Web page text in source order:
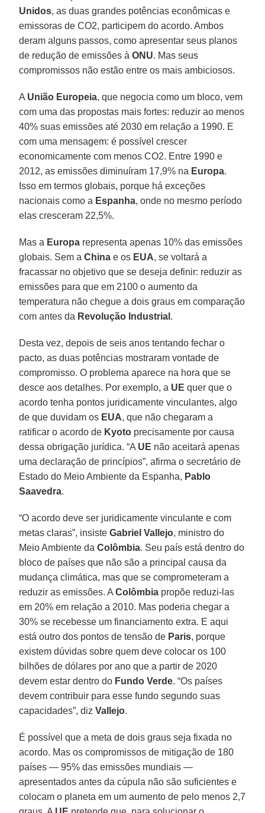
Unidos, as duas grandes potências econômicas e
emissoras de CO2, participem do acordo. Ambos
deram alguns passos, como apresentar seus planos
de redução de emissões àONU. Mas seus
compromissos não estão entre os mais ambiciosos.
A União Europeia, que negocia como um bloco, vem
com uma das propostas mais fortes: reduzir ao menos
40% suas emissões até 2030 em relação a 1990. E
com uma mensagem: é possível crescer
economicamente com menos CO2. Entre 1990 e
2012, as emissões diminuíram 17,9% na Europa.
Isso em termos globais, porque há exceções
nacionais como a Espanha, onde no mesmo período
elas cresceram 22,5%.
Mas a Europa representa apenas 10% das emissões
globais. Sem aChina e os EUA, se voltará a
fracassar no objetivo que se deseja definir: reduzir as
emissões para que em 2100 o aumento da
temperatura não chegue a dois graus em comparação
com antes da Revolução Industrial .
Desta vez, depois de seis anos tentando fechar o
pacto, as duas potências mostraram vontade de
compromisso. O problema aparece na hora que se
desce aos detalhes. Por exemplo, a UE quer que o
acordo tenha pontos juridicamente vinculantes, algo
de que duvidam os EUA, que não chegaram a
ratificar o acordo de Kyoto precisamente por causa
dessa obrigação jurídica. “A UE não aceitará apenas
uma declaração de princípios”, afirma o secretário de
Estado do Meio Ambiente da Espanha, Pablo
Saavedra.
“O acordo deve ser juridicamente vinculante e com
metas claras”, insisteGabriel Vallejo, ministro do
Meio Ambiente daColômbia. Seu país está dentro do
bloco de países que não são a principal causa da
mudança climática, mas que se comprometeram a
reduzir as emissões. AColômbia propõe reduzi-las
em 20% em relação a 2010. Mas poderia chegar a
30% se recebesse um financiamento extra. E aqui
está outro dos pontos de tensão de Paris, porque
existem dúvidas sobre quem deve colocar os 100
bilhões de dólares por ano que a partir de 2020
devem estar dentro do Fundo Verde. “Os países
devem contribuir para esse fundo segundo suas
capacidades”, dizVallejo.
É possível que a meta de dois graus seja fixada no
acordo. Mas os compromissos de mitigação de 180
países — 95% das emissões mundiais —
apresentados antes da cúpula não são suficientes e
colocam o planeta em um aumento de pelo menos 2,7